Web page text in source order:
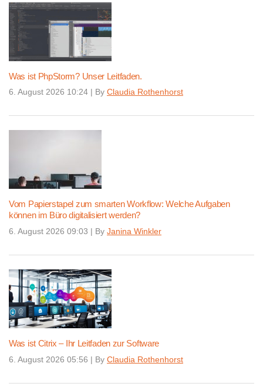
Was ist PhpStorm? Unser Leitfaden.
6. August 2026 10:24 | By Claudia Rothenhorst
Vom Papierstapel zum smarten Workflow: Welche Aufgaben
können im Büro digitalisiert werden?
6. August 2026 09:03 | By Janina Winkler
Was ist Citrix – Ihr Leitfaden zur Software
6. August 2026 05:56 | By Claudia Rothenhorst